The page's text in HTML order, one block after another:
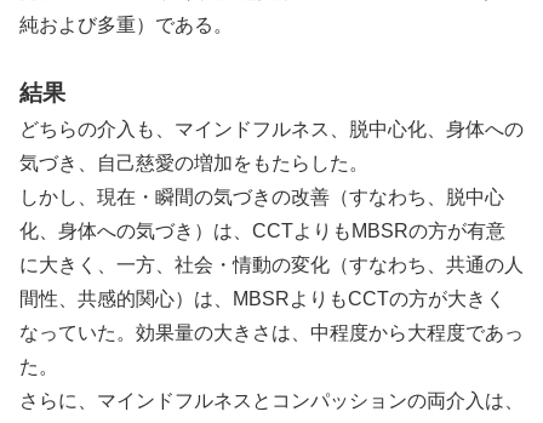
純および多重）である。
結果
どちらの介入も、マインドフルネス、脱中心化、身体への
気づき、自己慈愛の増加をもたらした。
しかし、現在・瞬間の気づきの改善（すなわち、脱中心
化、身体への気づき）は、CCTよりもMBSRの方が有意
に大きく、一方、社会・情動の変化（すなわち、共通の人
間性、共感的関心）は、MBSRよりもCCTの方が大きく
なっていた。効果量の大きさは、中程度から大程度であっ
た。
さらに、マインドフルネスとコンパッションの両介入は、